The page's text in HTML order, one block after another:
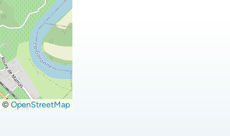
©OpenStreetMap